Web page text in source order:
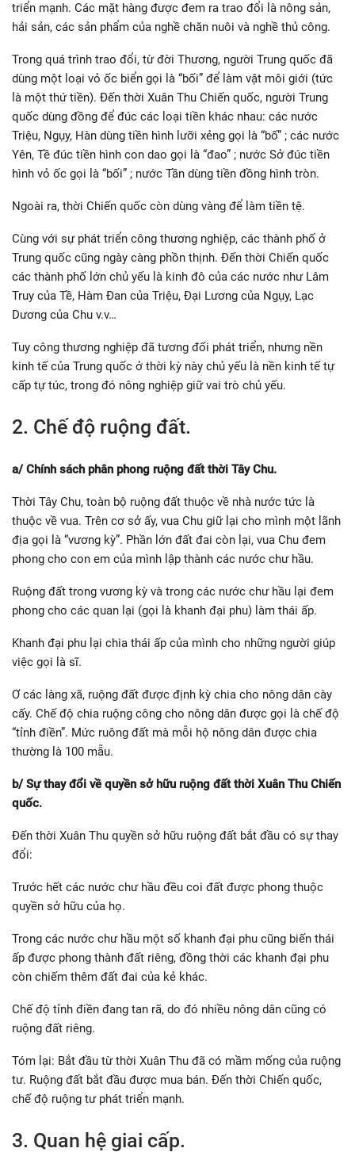
triển mạnh. Các mặt hàng được đem ra trao đổi là nông sản,
hải sản, các sản phẩm của nghề chăn nuôi và nghề thủ công.
Trong quá trình trao đổi, từ đời Thương, người Trung quốc đã
dùng một loại vỏ ốc biển gọi là “bối” để làm vật môi giới (tức
là một thứ tiền). Đến thời Xuân Thu Chiến quốc, người Trung
quốc dùng đồng để đúc các loại tiền khác nhau: các nước
Triệu, Ngụy, Hàn dùng tiền hình lưỡi xẻng gọi là “bố” ; các nước
Yên, Tề đúc tiền hình con dao gọi là “đao” ; nước Sở đúc tiền
hình vỏ ốc gọi là “bối” ; nước Tần dùng tiền đồng hình tròn.
Ngoài ra, thời Chiến quốc còn dùng vàng để làm tiền tệ.
Cùng với sự phát triển công thương nghiệp, các thành phố ở
Trung quốc cũng ngày càng phồn thịnh. Đến thời Chiến quốc
các thành phố lớn chủ yếu là kinh đô của các nước như Lâm
Truy của Tề, Hàm Đan của Triệu, Đại Lương của Ngụy, Lạc
Dương của Chu v.v…
Tuy công thương nghiệp đã tương đối phát triển, nhưng nền
kinh tế của Trung quốc ở thời kỳ này chủ yếu là nền kinh tế tự
cấp tự túc, trong đó nông nghiệp giữ vai trò chủ yếu.
2. Chế độ ruộng đất.
a/ Chính sách phân phong ruộng đất thời Tây Chu.
Thời Tây Chu, toàn bộ ruộng đất thuộc về nhà nước tức là
thuộc về vua. Trên cơ sở ấy, vua Chu giữ lại cho mình một lãnh
địa gọi là “vương kỳ”. Phần lớn đất đai còn lại, vua Chu đem
phong cho con em của mình lập thành các nước chư hầu.
Ruộng đất trong vương kỳ và trong các nước chư hầu lại đem
phong cho các quan lại (gọi là khanh đại phu) làm thái ấp.
Khanh đại phu lại chia thái ấp của mình cho những người giúp
việc gọi là sĩ.
Ơ các làng xã, ruộng đất được định kỳ chia cho nông dân cày
cấy. Chế độ chia ruộng công cho nông dân được gọi là chế độ
“tỉnh điền”. Mức ruông đất mà mỗi hộ nông dân được chia
thường là 100 mẫu.
b/ Sự thay đổi về quyền sở hữu ruộng đất thời Xuân Thu Chiến
quốc.
Đến thời Xuân Thu quyền sở hữu ruộng đất bắt đầu có sự thay
đổi:
Trước hết các nước chư hầu đều coi đất được phong thuộc
quyền sở hữu của họ.
Trong các nước chư hầu một số khanh đại phu cũng biến thái
ấp được phong thành đất riêng, đồng thời các khanh đại phu
còn chiếm thêm đất đai của kẻ khác.
Chế độ tỉnh điền đang tan rã, do đó nhiều nông dân cũng có
ruộng đất riêng.
Tóm lại: Bắt đầu từ thời Xuân Thu đã có mầm mống của ruộng
tư. Ruộng đất bắt đầu được mua bán. Đến thời Chiến quốc,
chế độ ruộng tư phát triển mạnh.
3. Quan hệ giai cấp.